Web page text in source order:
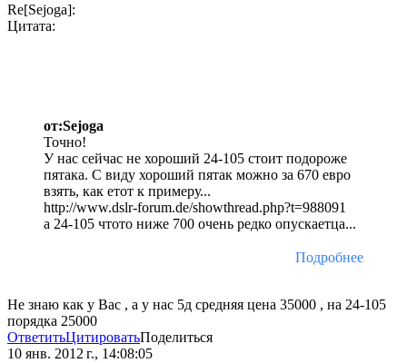
Re[Sejoga]:
Цитата:
от:Sejoga
Точно!
У нас сейчас не хороший 24-105 стоит подороже
пятака. С виду хороший пятак можно за 670 евро
взять, как етот к примеру...
http://www.dslr-forum.de/showthread.php?t=988091
а 24-105 чтото ниже 700 очень редко опускаетца...
Подробнее
Не знаю как у Вас , а у нас 5д средняя цена 35000 , на 24-105
порядка 25000
ОтветитьЦитироватьПоделиться
10 янв. 2012 г., 14:08:05